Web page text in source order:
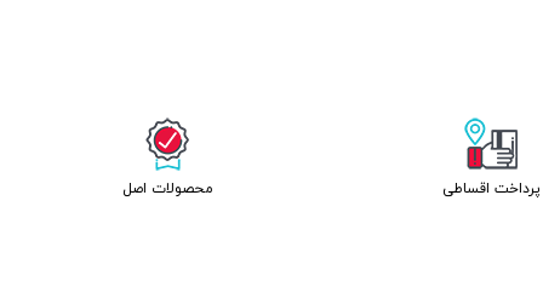
پرداخت اقساطی محصولات اصل